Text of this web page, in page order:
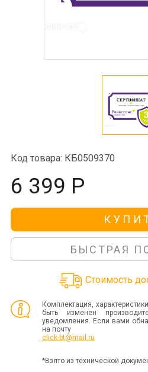
Код товара: КБ0509370
6 399 Р
БЫСТРАЯ
Стоимость
Комплектация,
быть изменен
уведомления. Если вами
на почту
click-bt@mail.ru
*Взято из технической